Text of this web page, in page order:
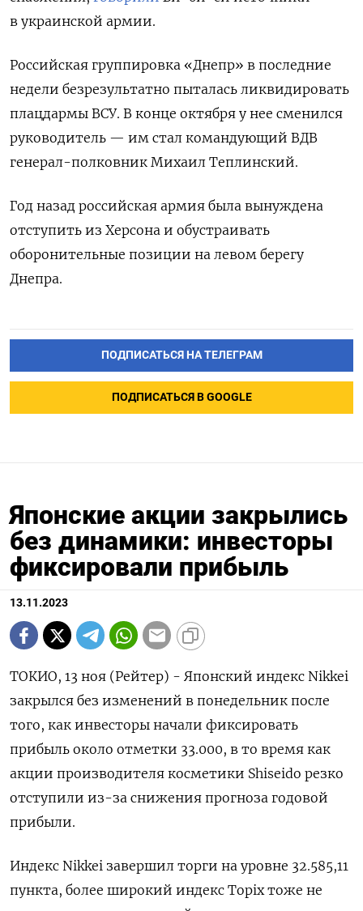
в украинской армии.
Российская группировка «Днепр» в последние
недели безрезультатно пыталась ликвидировать
плацдармы ВСУ. В конце октября у нее сменился
руководитель — им стал командующий ВДВ
генерал-полковник Михаил Теплинский.
Год назад российская армия была вынуждена
отступить из Херсона и обустраивать
оборонительные позиции на левом берегу
Днепра.
ПОДПИСАТЬСЯ НА ТЕЛЕГРАМ
ПОДПИСАТЬСЯ В GOOGLE
Японские акции закрылись
без динамики: инвесторы
фиксировали прибыль
13.11.2023
ТОКИО, 13 ноя (Рейтер) - Японский индекс Nikkei
закрылся без изменений в понедельник после
того, как инвесторы начали фиксировать
прибыль около отметки 33.000, в то время как
акции производителя косметики Shiseido резко
отступили из-за снижения прогноза годовой
прибыли.
Индекс Nikkei завершил торги на уровне 32.585,11
пункта, более широкий индекс Topix тоже не